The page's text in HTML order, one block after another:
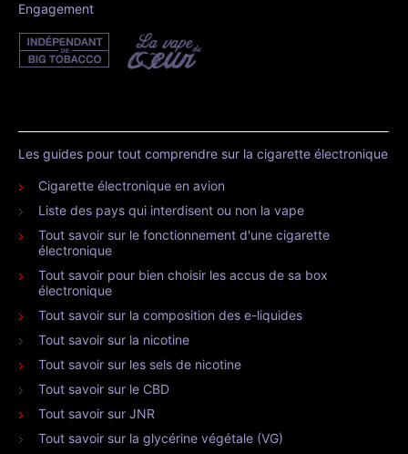
Engagement
Les guides pour tout comprendre sur la cigarette électronique
Cigarette électronique en avion
Liste des pays qui interdisent ou non la vape
Tout savoir sur le fonctionnement d'une cigarette
électronique
Tout savoir pour bien choisir les accus de sa box
électronique
Tout savoir sur la composition des e-liquides
Tout savoir sur la nicotine
Tout savoir sur les sels de nicotine
Tout savoir sur le CBD
Tout savoir sur JNR
Tout savoir sur la glycérine végétale (VG)